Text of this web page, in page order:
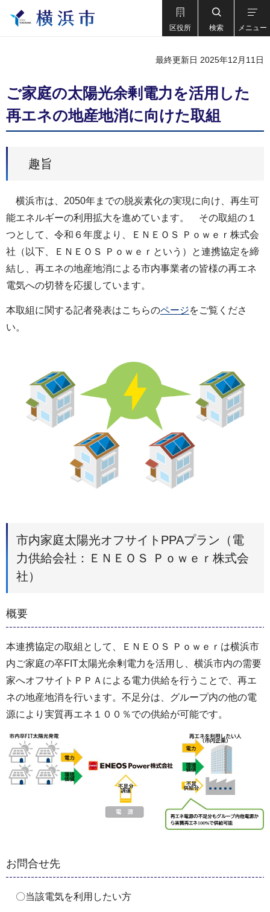
区役所 検索 メニュー
最終更新日 2025年12月11日
ご家庭の太陽光余剰電力を活用した
再エネの地産地消に向けた取組
趣旨
横浜市は、2050年までの脱炭素化の実現に向け、再生可
能エネルギーの利用拡大を進めています。 その取組の１
つとして、令和６年度より、ＥＮＥＯＳ Ｐｏｗｅｒ株式会
社（以下、ＥＮＥＯＳ Ｐｏｗｅｒという）と連携協定を締
結し、再エネの地産地消による市内事業者の皆様の再エネ
電気への切替を応援しています。
本取組に関する記者発表はこちらのページをご覧くださ
い。
市内家庭太陽光オフサイトPPAプラン（電
力供給会社：ＥＮＥＯＳ Ｐｏｗｅｒ株式会
社）
概要
本連携協定の取組として、ＥＮＥＯＳ Ｐｏｗｅｒは横浜市
内ご家庭の卒FIT太陽光余剰電力を活用し、横浜市内の需要
家へオフサイトＰＰＡによる電力供給を行うことで、再エ
ネの地産地消を行います。不足分は、グループ内の他の電
源により実質再エネ１００％での供給が可能です。
お問合せ先
〇当該電気を利用したい方